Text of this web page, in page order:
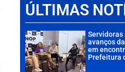
ÚLTIMAS
avanços
em
Prefeitura